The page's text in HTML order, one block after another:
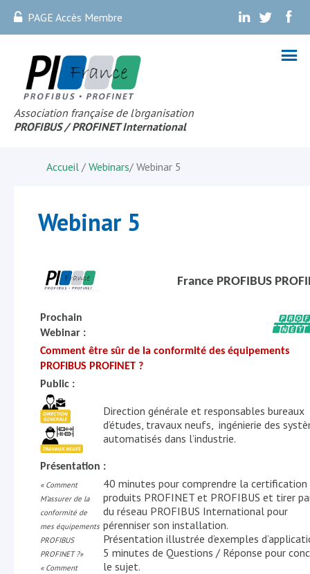
PAGE Accès Membre . . .
Association française de l’organisation
PROFIBUS / PROFINET International
Accueil / Webinars/ Webinar 5
Webinar 5
France PROFIBUS
Prochain
Webinar :
Comment être sûr de la conformité des équipements
PROFIBUS PROFINET ?
Public :
Direction générale et responsables bureaux
d’études, travaux neufs, ingénierie des
automatisés dans l’industrie.
Présentation :
« Comment
M’assurer de la
conformité de
mes équipements
PROFIBUS
PROFINET ?»
« Comment
40 minutes pour comprendre la certification
produits PROFINET et PROFIBUS et tirer
du réseau PROFIBUS International pour
pérenniser son installation.
Présentation illustrée d’exemples
5 minutes de Questions / Réponse pour
le sujet.